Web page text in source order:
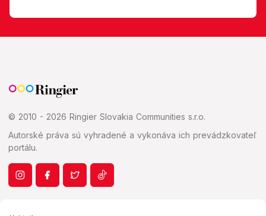
© 2010 - 2026 Ringier Slovakia Communities s.r.o.
Autorské práva sú vyhradené a vykonáva ich prevádzkovateľ
portálu.